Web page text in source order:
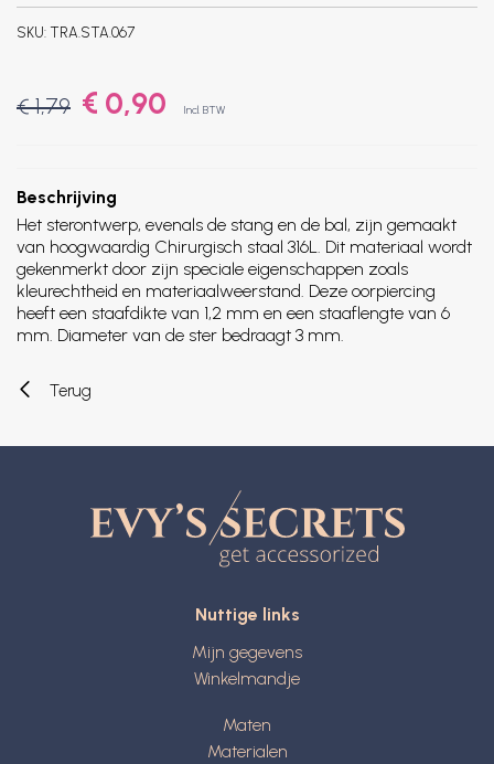
SKU: TRA.STA.067
€ 1,79 € 0,90 Incl. BTW
Beschrijving
Het sterontwerp, evenals de stang en de bal, zijn gemaakt
van hoogwaardig Chirurgisch staal 316L. Dit materiaal wordt
gekenmerkt door zijn speciale eigenschappen zoals
kleurechtheid en materiaalweerstand. Deze oorpiercing
heeft een staafdikte van 1,2 mm en een staaflengte van 6
mm. Diameter van de ster bedraagt 3 mm.
Terug
Nuttige links
Mijn gegevens
Winkelmandje
Maten
Materialen